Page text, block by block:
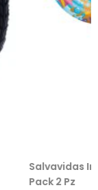
Salvavidas
Pack 2 Pz